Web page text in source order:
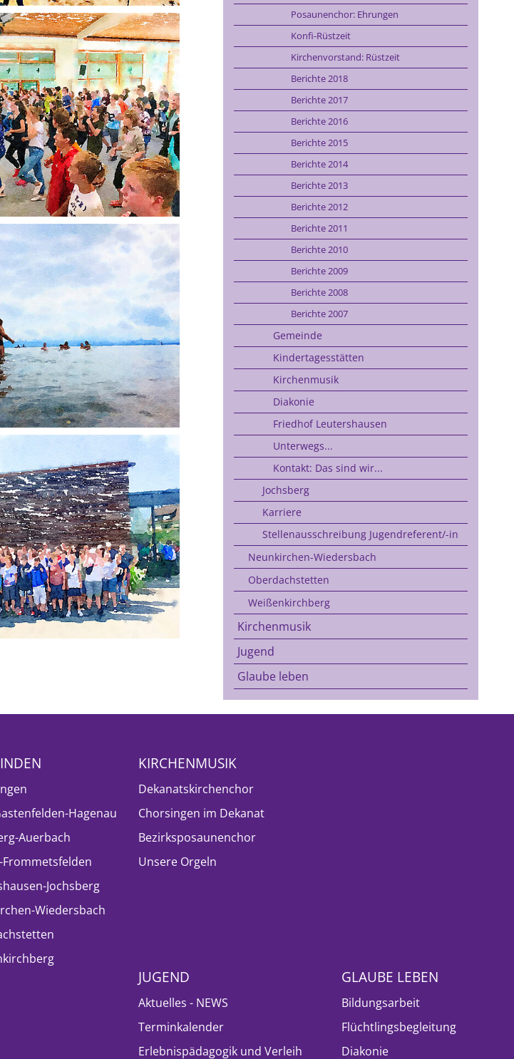
Posaunenchor: Ehrungen
Konfi-Rüstzeit
Kirchenvorstand: Rüstzeit
Berichte 2018
Berichte 2017
Berichte 2016
Berichte 2015
Berichte 2014
Berichte 2013
Berichte 2012
Berichte 2011
Berichte 2010
Berichte 2009
Berichte 2008
Berichte 2007
Gemeinde
Kindertagesstätten
Kirchenmusik
Diakonie
Friedhof Leutershausen
Unterwegs...
Kontakt: Das sind wir...
Jochsberg
Karriere
Stellenausschreibung Jugendreferent/-in
Neunkirchen-Wiedersbach
Oberdachstetten
Weißenkirchberg
Kirchenmusik
Jugend
Glaube leben
Hagenau
Auerbach
Frommetsfelden
Jochsberg
Wiedersbach
KIRCHENMUSIK
Dekanatskirchenchor
Chorsingen im Dekanat
Bezirksposaunenchor
Unsere Orgeln
JUGEND
Aktuelles - NEWS
Terminkalender
Erlebnispädagogik und Verleih
GLAUBE LEBEN
Bildungsarbeit
Flüchtlingsbegleitung
Diakonie